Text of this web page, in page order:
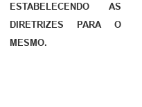
ESTABELECENDO AS
DIRETRIZES PARA O
MESMO.